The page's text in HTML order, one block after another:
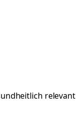
relevant